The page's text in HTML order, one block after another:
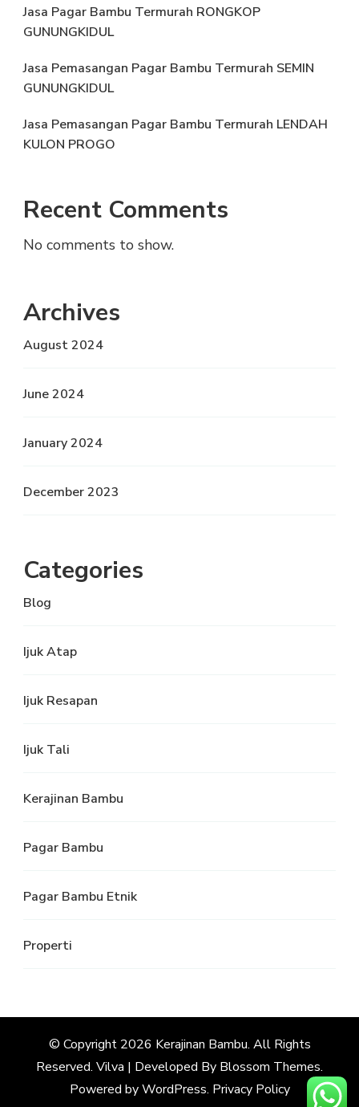
Jasa Pagar Bambu Termurah RONGKOP
GUNUNGKIDUL
Jasa Pemasangan Pagar Bambu Termurah SEMIN
GUNUNGKIDUL
Jasa Pemasangan Pagar Bambu Termurah LENDAH
KULON PROGO
Recent Comments
No comments to show.
Archives
August 2024
June 2024
January 2024
December 2023
Categories
Blog
Ijuk Atap
Ijuk Resapan
Ijuk Tali
Kerajinan Bambu
Pagar Bambu
Pagar Bambu Etnik
Properti
© Copyright 2026 Kerajinan Bambu. All Rights
Reserved. Vilva | Developed By Blossom Themes.
Powered byWordPress. Privacy Policy